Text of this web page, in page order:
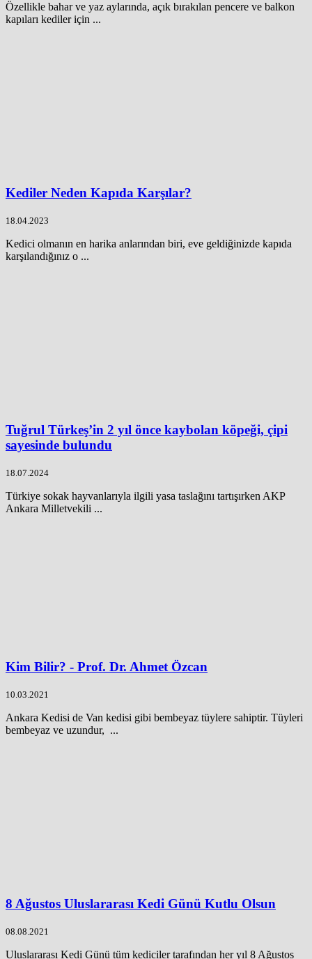
Özellikle bahar ve yaz aylarında, açık bırakılan pencere ve balkon
kapıları kediler için ...
Kediler Neden Kapıda Karşılar?
18.04.2023
Kedici olmanın en harika anlarından biri, eve geldiğinizde kapıda
karşılandığınız o ...
Tuğrul Türkeş’in 2 yıl önce kaybolan köpeği, çipi
sayesinde bulundu
18.07.2024
Türkiye sokak hayvanlarıyla ilgili yasa taslağını tartışırken AKP
Ankara Milletvekili ...
Kim Bilir? - Prof. Dr. Ahmet Özcan
10.03.2021
Ankara Kedisi de Van kedisi gibi bembeyaz tüylere sahiptir. Tüyleri
bembeyaz ve uzundur, ...
8 Ağustos Uluslararası Kedi Günü Kutlu Olsun
08.08.2021
Uluslararası Kedi Günü tüm kediciler tarafından her yıl 8 Ağustos